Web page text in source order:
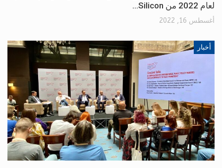
لعام 2022 من Silicon…
أغسطس 16, 2022
أخبار